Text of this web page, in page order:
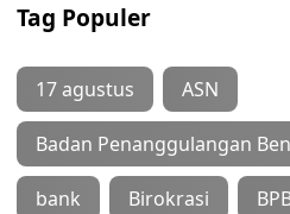
Tag Populer
17 agustus ASN
Badan Penanggulangan
bank Birokrasi